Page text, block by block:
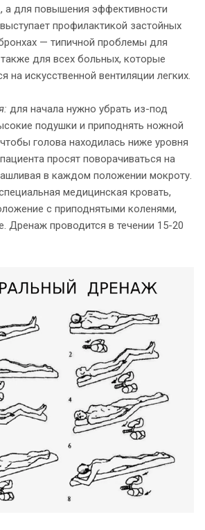
для повышения эффективности
профилактикой застойных
— типичной проблемы для
для всех больных, которые
на искусственной вентиляции легких.
для начала нужно убрать из-под
подушки и приподнять ножной
голова находилась ниже уровня
просят поворачиваться на
в каждом положении мокроту.
медицинская кровать,
с приподнятыми коленями,
Дренаж проводится в течении 15-20